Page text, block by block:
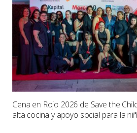
Cena en Rojo 2026 de Save the
alta cocina y apoyo social para la